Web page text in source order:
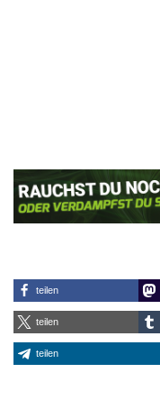
teilen
teilen
teilen